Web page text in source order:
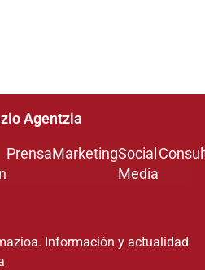
Agentzia
PrensaMarketingSocial
Media
Información y actualidad